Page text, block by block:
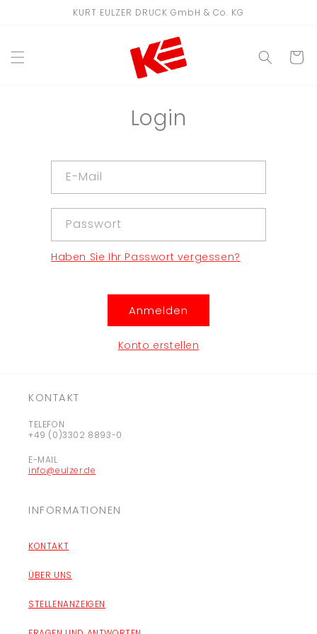
KURT EULZER DRUCK GmbH & Co. KG
Login
E-Mail
Passwort
Haben Sie Ihr Passwort vergessen?
Anmelden
Konto erstellen
KONTAKT
TELEFON
+49 (0)3302 8893-0
E-MAIL
info@eulzer.de
INFORMATIONEN
KONTAKT
ÜBER UNS
STELLENANZEIGEN